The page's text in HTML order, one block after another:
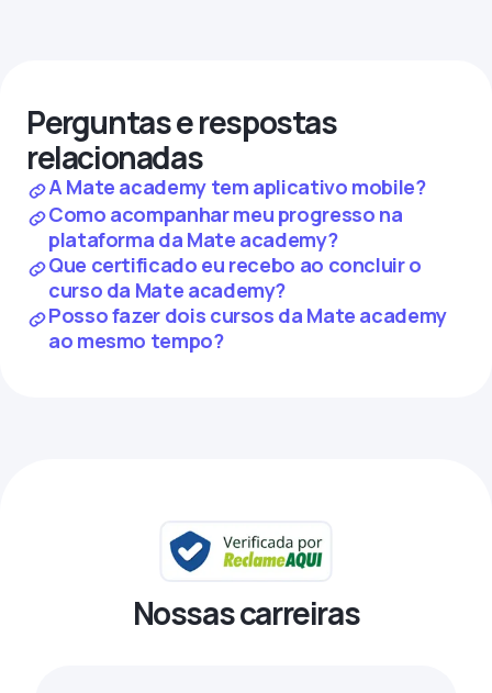
Perguntas e respostas
relacionadas
A Mate academy tem aplicativo mobile?
Como acompanhar meu progresso na
plataforma da Mate academy?
Que certificado eu recebo ao concluir o
curso da Mate academy?
Posso fazer dois cursos da Mate academy
ao mesmo tempo?
Nossas carreiras